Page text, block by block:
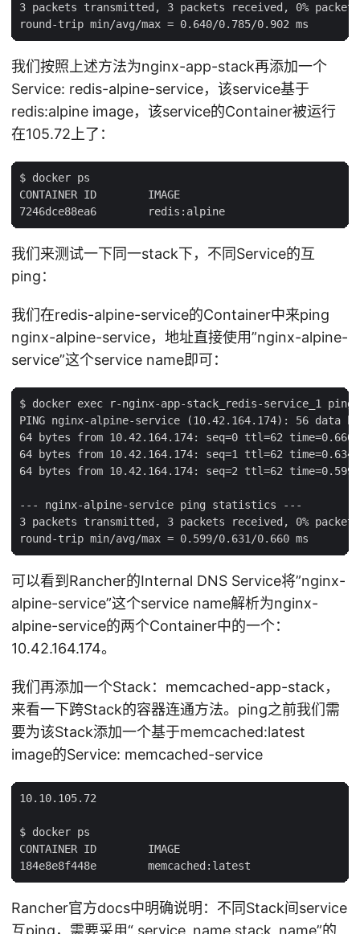
3 packets transmitted, 3 packets received, 0% packet
我们按照上述方法为nginx-app-stack再添加一个
Service: redis-alpine-service，该service基于
redis:alpine image，该service的Container被运行
在105.72上了：
$ docker ps
CONTAINER ID        IMAGE
我们来测试一下同一stack下，不同Service的互
ping：
我们在redis-alpine-service的Container中来ping
nginx-alpine-service，地址直接使用”nginx-alpine-
service”这个service name即可：
$ docker exec r-nginx-app-stack_redis-service_1
PING nginx-alpine-service (10.42.164.174): 56 data
64 bytes from 10.42.164.174: seq=0 ttl=62 time=0.660
64 bytes from 10.42.164.174: seq=1 ttl=62 time=0.634
64 bytes from 10.42.164.174: seq=2 ttl=62 time=0.599
--- nginx-alpine-service ping statistics ---
3 packets transmitted, 3 packets received, 0% packet
可以看到Rancher的Internal DNS Service将”nginx-
alpine-service”这个service name解析为nginx-
alpine-service的两个Container中的一个：
10.42.164.174。
我们再添加一个Stack：memcached-app-stack，
来看一下跨Stack的容器连通方法。ping之前我们需
要为该Stack添加一个基于memcached:latest
image的Service: memcached-service
10.10.105.72
$ docker ps
CONTAINER ID        IMAGE
Rancher官方docs中明确说明：不同Stack间service
互ping，需要采用“ service_name.stack_name”的